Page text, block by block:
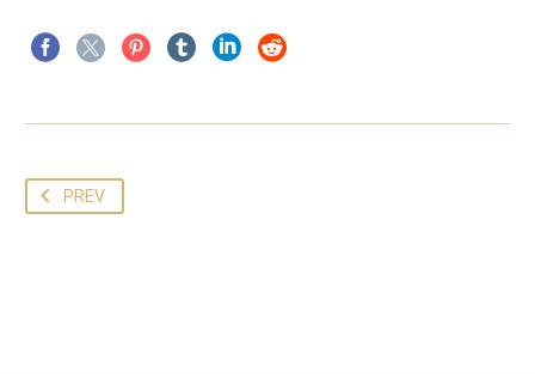
PREV